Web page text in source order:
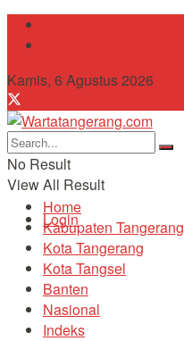
Kamis, 6 Agustus 2026
No Result
View All Result
Login
Home
Kabupaten Tangerang
Kota Tangerang
Kota Tangsel
Banten
Nasional
Indeks